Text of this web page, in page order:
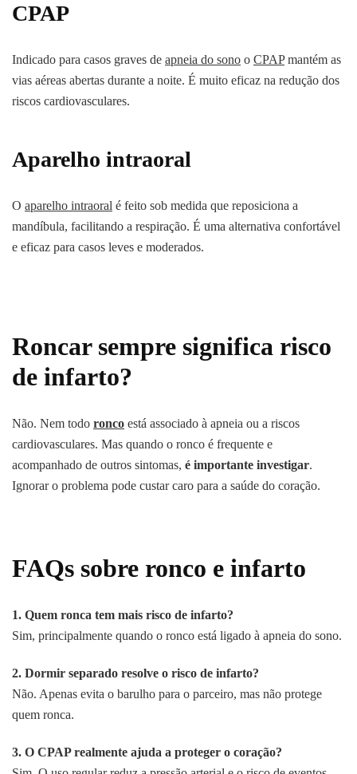
CPAP
Indicado para casos graves de apneia do sono o CPAPmantém as
vias aéreas abertas durante a noite. É muito eficaz na redução dos
riscos cardiovasculares.
Aparelho intraoral
O aparelho intraoral é feito sob medida que reposiciona a
mandíbula, facilitando a respiração. É uma alternativa confortável
e eficaz para casos leves e moderados.
Roncar sempre significa risco
de infarto?
Não. Nem todo ronco está associado à apneia ou a riscos
cardiovasculares. Mas quando o ronco é frequente e
acompanhado de outros sintomas, é importante investigar.
Ignorar o problema pode custar caro para a saúde do coração.
FAQs sobre ronco e infarto
1. Quem ronca tem mais risco de infarto?
Sim, principalmente quando o ronco está ligado à apneia do sono.
2. Dormir separado resolve o risco de infarto?
Não. Apenas evita o barulho para o parceiro, mas não protege
quem ronca.
3. O CPAP realmente ajuda a proteger o coração?